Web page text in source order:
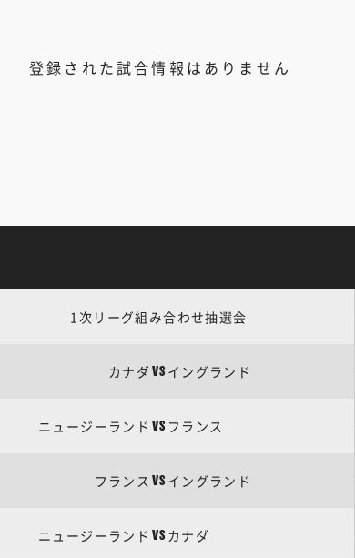
登録された試合情報はありません
1次リーグ組み合わせ抽選会
カナダ VS イングランド
ニュージーランド VS フランス
フランス VS イングランド
ニュージーランド VS カナダ